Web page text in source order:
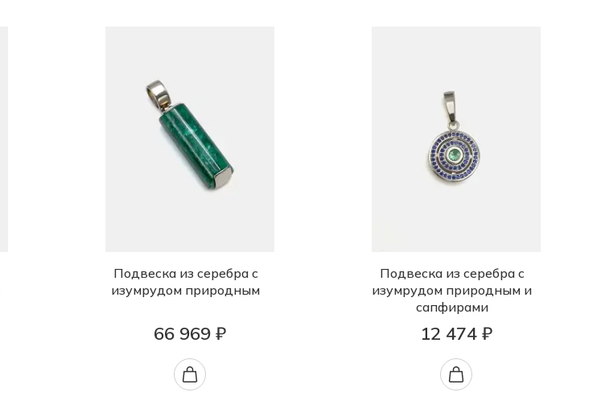
Подвеска из серебра с
изумрудом природным
66 969 ₽
Подвеска из серебра с
изумрудом природным и
сапфирами
12 474 ₽